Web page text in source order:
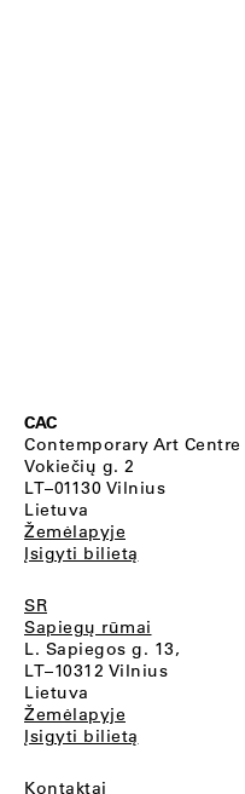
CAC
Contemporary Art Centre
Vokiečių g. 2
LT–01130 Vilnius
Lietuva
Žemėlapyje
Įsigyti bilietą
SR
Sapiegų rūmai
L. Sapiegos g. 13,
LT–10312 Vilnius
Lietuva
Žemėlapyje
Įsigyti bilietą
Kontaktai